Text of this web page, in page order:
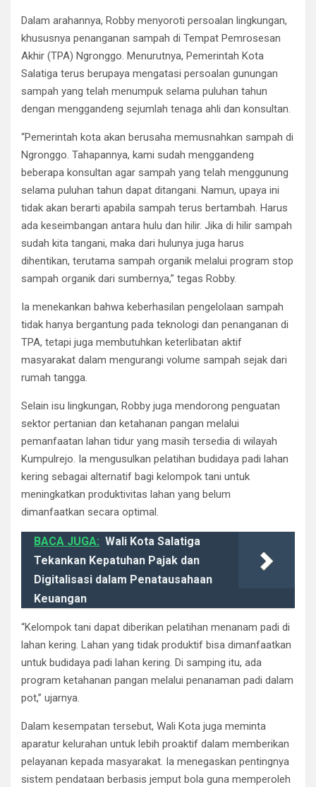
Dalam arahannya, Robby menyoroti persoalan lingkungan,
khususnya penanganan sampah di Tempat Pemrosesan
Akhir (TPA) Ngronggo. Menurutnya, Pemerintah Kota
Salatiga terus berupaya mengatasi persoalan gunungan
sampah yang telah menumpuk selama puluhan tahun
dengan menggandeng sejumlah tenaga ahli dan konsultan.
“Pemerintah kota akan berusaha memusnahkan sampah di
Ngronggo. Tahapannya, kami sudah menggandeng
beberapa konsultan agar sampah yang telah menggunung
selama puluhan tahun dapat ditangani. Namun, upaya ini
tidak akan berarti apabila sampah terus bertambah. Harus
ada keseimbangan antara hulu dan hilir. Jika di hilir sampah
sudah kita tangani, maka dari hulunya juga harus
dihentikan, terutama sampah organik melalui program stop
sampah organik dari sumbernya,” tegas Robby.
Ia menekankan bahwa keberhasilan pengelolaan sampah
tidak hanya bergantung pada teknologi dan penanganan di
TPA, tetapi juga membutuhkan keterlibatan aktif
masyarakat dalam mengurangi volume sampah sejak dari
rumah tangga.
Selain isu lingkungan, Robby juga mendorong penguatan
sektor pertanian dan ketahanan pangan melalui
pemanfaatan lahan tidur yang masih tersedia di wilayah
Kumpulrejo. Ia mengusulkan pelatihan budidaya padi lahan
kering sebagai alternatif bagi kelompok tani untuk
meningkatkan produktivitas lahan yang belum
dimanfaatkan secara optimal.
BACA JUGA: Wali Kota Salatiga
Tekankan Kepatuhan Pajak dan
Digitalisasi dalam Penatausahaan
Keuangan
“Kelompok tani dapat diberikan pelatihan menanam padi di
lahan kering. Lahan yang tidak produktif bisa dimanfaatkan
untuk budidaya padi lahan kering. Di samping itu, ada
program ketahanan pangan melalui penanaman padi dalam
pot,” ujarnya.
Dalam kesempatan tersebut, Wali Kota juga meminta
aparatur kelurahan untuk lebih proaktif dalam memberikan
pelayanan kepada masyarakat. Ia menegaskan pentingnya
sistem pendataan berbasis jemput bola guna memperoleh